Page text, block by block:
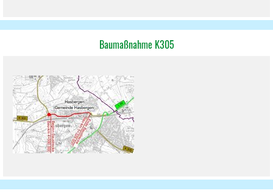
Baumaßnahme K305